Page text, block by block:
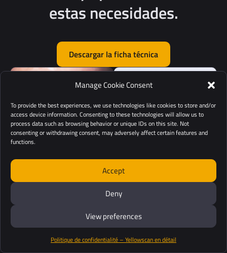
Manage Cookie Consent
To provide the best experiences, we use technologies like cookies to store and/or
access device information. Consenting to these technologies will allow us to
process data such as browsing behavior or unique IDs on this site. Not
consenting or withdrawing consent, may adversely affect certain features and
functions.
Accept
Deny
View preferences
Politique de confidentialité – Yellowscan en détail
estas necesidades.
Descargar la ficha técnica